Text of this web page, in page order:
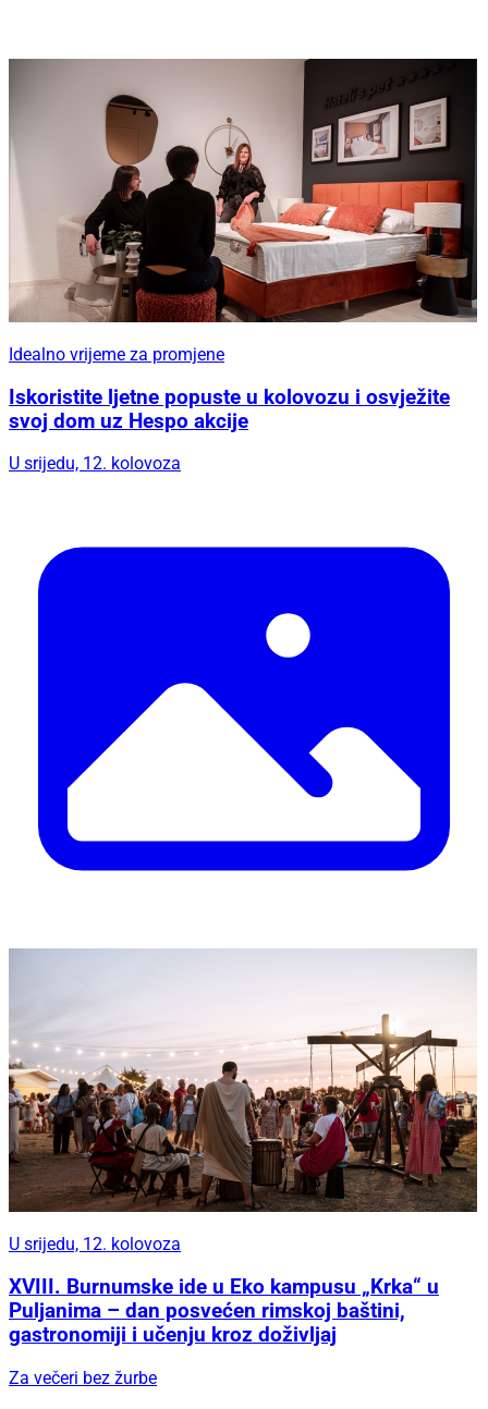
Idealno vrijeme za promjene
Iskoristite ljetne popuste u kolovozu i osvježite
svoj dom uz Hespo akcije
U srijedu, 12. kolovoza
U srijedu, 12. kolovoza
XVIII. Burnumske ide u Eko kampusu „Krka“ u
Puljanima – dan posvećen rimskoj baštini,
gastronomiji i učenju kroz doživljaj
Za večeri bez žurbe